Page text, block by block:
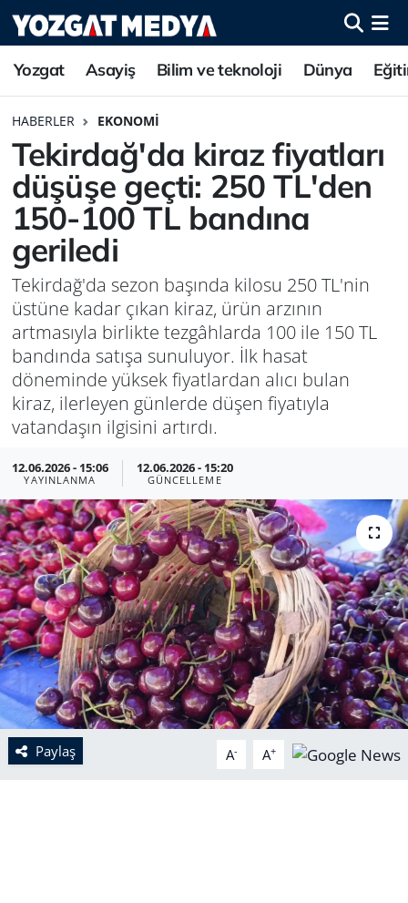
Yozgat Asayiş Bilim ve teknoloji Dünya
HABERLER EKONOMI
Tekirdağ'da kiraz fiyatları
düşüşe geçti: 250 TL'den
150-100 TL bandına
geriledi
Tekirdağ'da sezon başında kilosu 250 TL'nin
üstüne kadar çıkan kiraz, ürün arzının
artmasıyla birlikte tezgâhlarda 100 ile 150 TL
bandında satışa sunuluyor. İlk hasat
döneminde yüksek fiyatlardan alıcı bulan
kiraz, ilerleyen günlerde düşen fiyatıyla
vatandaşın ilgisini artırdı.
12.06.2026 - 15:06
YAYINLANMA
12.06.2026 - 15:20
GÜNCELLEME
Paylaş A- A+